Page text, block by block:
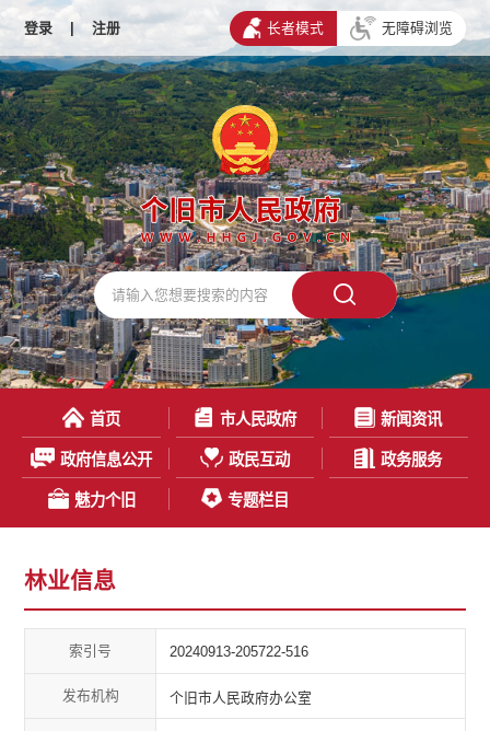
登录 | 注册 长者模式 无障碍浏览
首页 市人民政府 新闻资讯
政府信息公开 政民互动 政务服务
魅力个旧 专题栏目
林业信息
索引号 20240913-205722-516
发布机构 个旧市人民政府办公室